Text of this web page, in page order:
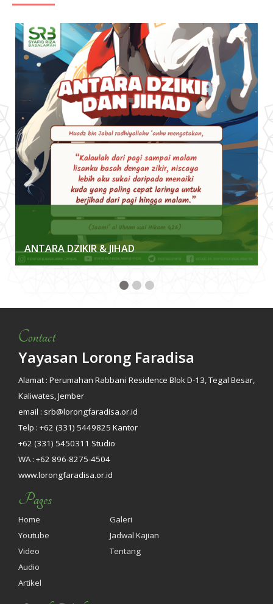
ANTARA DZIKIR & JIHAD
Contact
Yayasan Lorong Faradisa
Alamat : Perumahan Rabbani Residence Blok D-13, Tegal Besar,
Kaliwates, Jember
email : srb@lorongfaradisa.or.id
Telp : +62 (331) 5449825 Kantor
+62 (331) 5450311 Studio
WA : +62 896-8275-4504
www.lorongfaradisa.or.id
Pages
Home
Youtube
Video
Audio
Artikel
Galeri
Jadwal Kajian
Tentang